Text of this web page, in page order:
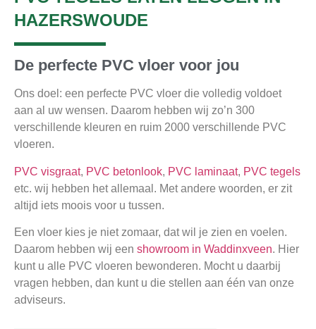
HAZERSWOUDE
De perfecte PVC vloer voor jou
Ons doel: een perfecte PVC vloer die volledig voldoet
aan al uw wensen. Daarom hebben wij zo’n 300
verschillende kleuren en ruim 2000 verschillende PVC
vloeren.
PVC visgraat, PVC betonlook, PVC laminaat, PVC tegels
etc. wij hebben het allemaal. Met andere woorden, er zit
altijd iets moois voor u tussen.
Een vloer kies je niet zomaar, dat wil je zien en voelen.
Daarom hebben wij een showroom in Waddinxveen. Hier
kunt u alle PVC vloeren bewonderen. Mocht u daarbij
vragen hebben, dan kunt u die stellen aan één van onze
adviseurs.